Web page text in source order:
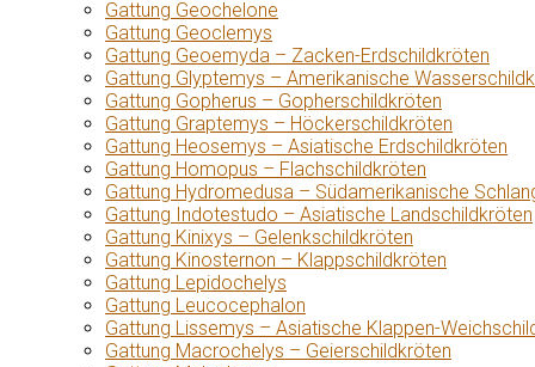
Gattung Geochelone
Gattung Geoclemys
Gattung Geoemyda – Zacken-Erdschildkröten
Gattung Glyptemys – Amerikanische
Gattung Gopherus – Gopherschildkröten
Gattung Graptemys – Höckerschildkröten
Gattung Heosemys – Asiatische Erdschildkröten
Gattung Homopus – Flachschildkröten
Gattung Hydromedusa – Südamerikanische
Gattung Indotestudo – Asiatische Landschildkröten
Gattung Kinixys – Gelenkschildkröten
Gattung Kinosternon – Klappschildkröten
Gattung Lepidochelys
Gattung Leucocephalon
Gattung Lissemys – Asiatische Klappen-
Gattung Macrochelys – Geierschildkröten